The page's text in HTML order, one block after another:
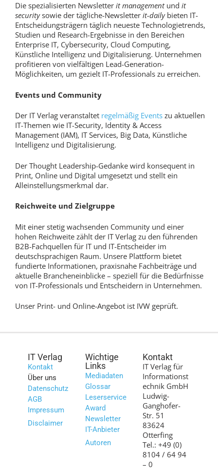
Die spezialisierten Newsletter it managementund it
securitysowie der tägliche-Newsletter it-dailybieten IT-
Entscheidungsträgern täglich neueste Technologietrends,
Studien und Research-Ergebnisse in den Bereichen
Enterprise IT, Cybersecurity, Cloud Computing,
Künstliche Intelligenz und Digitalisierung. Unternehmen
profitieren von vielfältigen Lead-Generation-
Möglichkeiten, um gezielt IT-Professionals zu erreichen.
Events und Community
Der IT Verlag veranstaltet regelmäßig Eventszu aktuellen
IT-Themen wie IT-Security, Identity & Access
Management (IAM), IT Services, Big Data, Künstliche
Intelligenz und Digitalisierung.
Der Thought Leadership-Gedanke wird konsequent in
Print, Online und Digital umgesetzt und stellt ein
Alleinstellungsmerkmal dar.
Reichweite und Zielgruppe
Mit einer stetig wachsenden Community und einer
hohen Reichweite zählt der IT Verlag zu den führenden
B2B-Fachquellen für IT und IT-Entscheider im
deutschsprachigen Raum. Unsere Plattform bietet
fundierte Informationen, praxisnahe Fachbeiträge und
aktuelle Brancheneinblicke – speziell für die Bedürfnisse
von IT-Professionals und Entscheidern in Unternehmen.
Unser Print- und Online-Angebot ist IVW geprüft.
IT Verlag
Kontakt
Über uns
Datenschutz
AGB
Impressum
Disclaimer
Wichtige
Links
Mediadaten
Glossar
Leserservice
Award
Newsletter
IT-Anbieter
Autoren
Kontakt
IT Verlag für
Informationst
echnik GmbH
Ludwig-
Ganghofer-
Str. 51
83624
Otterfing
Tel.: +49 (0)
8104 / 64 94
– 0